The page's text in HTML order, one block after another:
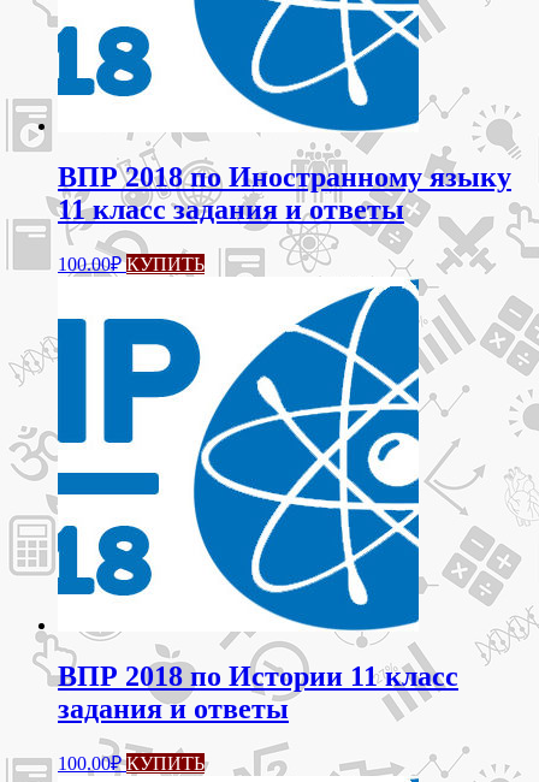
ВПР 2018 по Иностранному языку
11 класс задания и ответы
100.00₽ КУПИТЬ
ВПР 2018 по Истории 11 класс
задания и ответы
100.00₽ КУПИТЬ